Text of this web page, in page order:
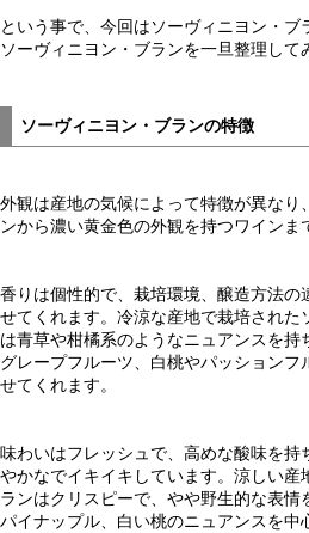
という事で、今回はソーヴィニヨン・
ソーヴィニヨン・ブランを一旦整理して
ソーヴィニヨン・ブランの特徴
外観は産地の気候によって特徴が異なり
ンから濃い黄金色の外観を持つワインま
香りは個性的で、栽培環境、醸造方法の
せてくれます。冷涼な産地で栽培された
は青草や柑橘系のようなニュアンスを持
グレープフルーツ、白桃やパッションフ
せてくれます。
味わいはフレッシュで、高めな酸味を
やかなでイキイキしています。涼しい
ランはクリスピーで、やや野生的な表情
パイナップル、白い桃のニュアンスを中